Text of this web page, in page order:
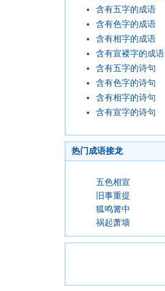
含有五字的成语
含有色字的成语
含有相字的成语
含有宣褛字的成语
含有五字的诗句
含有色字的诗句
含有相字的诗句
含有宣字的诗句
热门成语接龙
五色相宣
旧事重提
狐鸣篝中
祸起萧墙